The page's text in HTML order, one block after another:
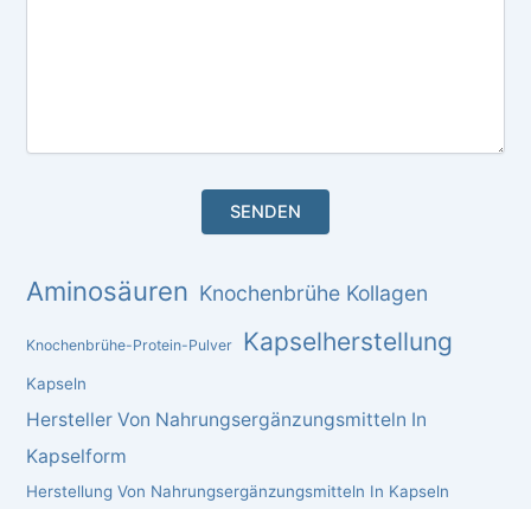
Aminosäuren Knochenbrühe Kollagen
Knochenbrühe-Protein-Pulver Kapselherstellung
Kapseln
Hersteller Von Nahrungsergänzungsmitteln In
Kapselform
Herstellung Von Nahrungsergänzungsmitteln In Kapseln